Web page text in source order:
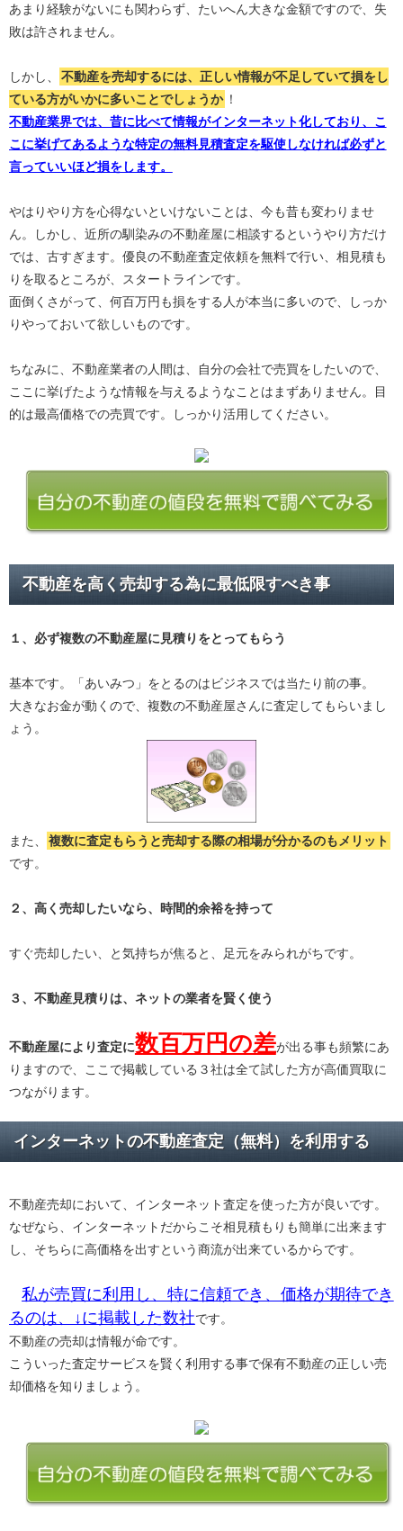
あまり経験がないにも関わらず、たいへん大きな金額ですので、失
敗は許されません。
しかし、
不動産を売却するには、正しい情報が不足していて損をし
ている方がいかに多いことでしょうか ！
不動産業界では、昔に比べて情報がインターネット化しており、こ
こに挙げてあるような特定の無料見積査定を駆使しなければ必ずと
言っていいほど損をします。
やはりやり方を心得ないといけないことは、今も昔も変わりませ
ん。しかし、近所の馴染みの不動産屋に相談するというやり方だけ
では、古すぎます。優良の不動産査定依頼を無料で行い、相見積も
りを取るところが、スタートラインです。
面倒くさがって、何百万円も損をする人が本当に多いので、しっか
りやっておいて欲しいものです。
ちなみに、不動産業者の人間は、自分の会社で売買をしたいので、
ここに挙げたような情報を与えるようなことはまずありません。目
的は最高価格での売買です。しっかり活用してください。
不動産を高く売却する為に最低限すべき事
１、必ず複数の不動産屋に見積り をとってもらう
基本です。「あいみつ」をとるのはビジネスでは当たり前の事。
大きなお金が動くので、複数の不動産屋さんに査定してもらいまし
ょう。
また、 複数に査定もらうと売却する際の相場が分かるのもメリット
です。
２、高く売却したいなら、時間的余裕を持って
すぐ売却したい、と気持ちが焦ると、足元をみられがちです。
３、不動産見積りは、ネットの業者を賢く使う
不動産屋により査定に数百万円の差が出る事も頻繁にあ
りますので、ここで掲載している３社は全て試した方が高価買取に
つながります。
インターネットの不動産査定（無料）を利用する
不動産売却において、インターネット査定を使った方が良いです。
なぜなら、インターネットだからこそ相見積もりも簡単に出来ます
し、そちらに高価格を出すという商流が出来ているからです。
私が売買に利用し、特に信頼でき、価格が期待でき
るのは、↓に掲載した数社です。
不動産の売却は情報が命です。
こういった査定サービスを賢く利用する事で保有不動産の正しい売
却価格を知りましょう。